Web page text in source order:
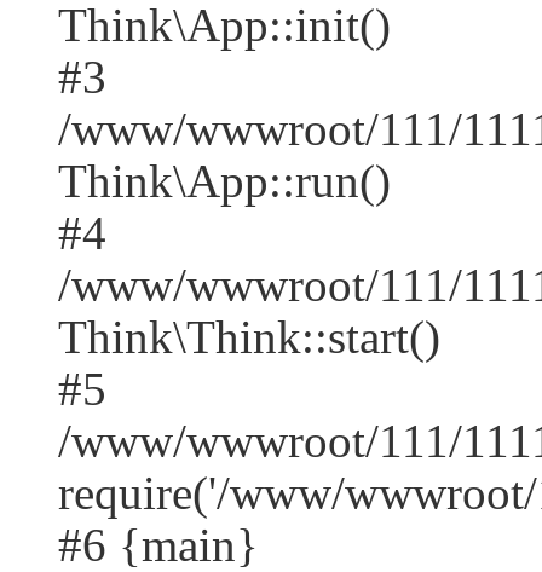
Think\App::init()
#3
/www/wwwroot/111/
Think\App::run()
#4
/www/wwwroot/111/
Think\Think::start()
#5
/www/wwwroot/111/
require('/www/
#6 {main}